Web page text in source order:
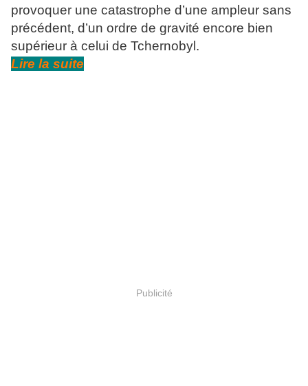
provoquer une catastrophe d’une ampleur sans
précédent, d’un ordre de gravité encore bien
supérieur à celui de Tchernobyl.
Lire la suite
Publicité